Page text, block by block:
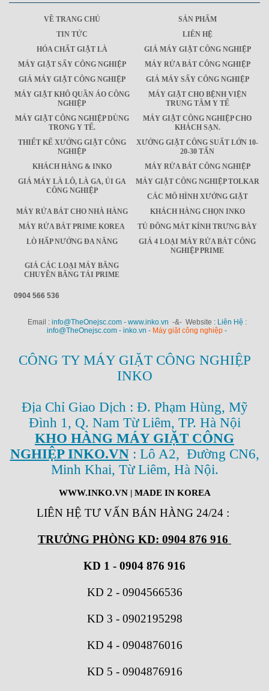
VỀ TRANG CHỦ
SẢN PHẨM
TIN TỨC
LIÊN HỆ
HÓA CHẤT GIẶT LÀ
GIÁ MÁY GIẶT CÔNG NGHIỆP
MÁY GIẶT SẤY CÔNG NGHIỆP
MÁY RỬA BÁT CÔNG NGHIỆP
GIÁ MÁY GIẶT CÔNG NGHIỆP
GIÁ MÁY SẤY CÔNG NGHIỆP
MÁY GIẶT KHÔ QUẦN ÁO CÔNG
NGHIỆP
MÁY GIẶT CHO BỆNH VIỆN
TRUNG TÂM Y TẾ
MÁY GIẶT CÔNG NGHIỆP DÙNG
TRONG Y TẾ.
MÁY GIẶT CÔNG NGHIỆP CHO
KHÁCH SẠN.
THIẾT KẾ XƯỞNG GIẶT CÔNG
NGHIỆP
XƯỞNG GIẶT CÔNG SUẤT LỚN 10-
20-30 TẤN
KHÁCH HÀNG & INKO
MÁY RỬA BÁT CÔNG NGHIỆP
GIÁ MÁY LÀ LÔ, LÀ GA, ỦI GA
CÔNG NGHIỆP
MÁY GIẶT CÔNG NGHIỆP TOLKAR
CÁC MÔ HÌNH XƯỞNG GIẶT
MÁY RỬA BÁT CHO NHÀ HÀNG
KHÁCH HÀNG CHỌN INKO
MÁY RỬA BÁT PRIME KOREA
TỦ ĐÔNG MÁT KÍNH TRƯNG BÀY
LÒ HẤP NƯỚNG ĐA NĂNG
GIÁ 4 LOẠI MÁY RỬA BÁT CÔNG
NGHIỆP PRIME
GIÁ CÁC LOẠI MÁY BĂNG
CHUYỀN BĂNG TẢI PRIME
0904 566 536
Email : info@TheOnejsc.com - www.inko.vn -&- Website : Liên Hệ :
info@TheOnejsc.com - inko.vn - Máy giặt công nghiệp -
CÔNG TY MÁY GIẶT CÔNG NGHIỆP
INKO
Địa Chỉ Giao Dịch : Đ. Phạm Hùng, Mỹ
Đình 1, Q. Nam Từ Liêm, TP. Hà Nội
KHO HÀNG MÁY GIẶT CÔNG
NGHIỆP INKO.VN: Lô A2, Đường CN6,
Minh Khai, Từ Liêm, Hà Nội.
WWW.INKO.VN| MADE IN KOREA
LIÊN HỆ TƯ VẤN BÁN HÀNG 24/24 :
TRƯỞNG PHÒNG KD: 0904 876 916
KD 1 - 0904 876 916
KD 2 - 0904566536
KD 3 - 0902195298
KD 4 - 0904876016
KD 5 - 0904876916